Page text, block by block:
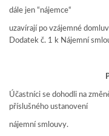
dále jen “nájemce“
uzavírají po vzájemné
Dodatek č. 1 k Nájemní
Účastníci se dohodli na
příslušného ustanovení
nájemní smlouvy.